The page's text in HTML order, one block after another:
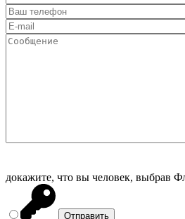
докажите, что вы человек, выбрав